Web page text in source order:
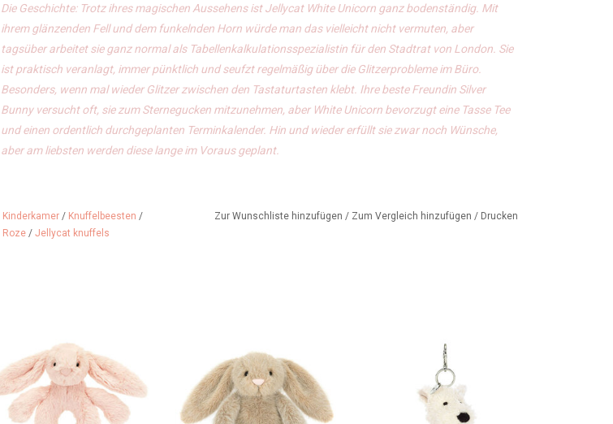
Die Geschichte: Trotz ihres magischen Aussehens istJellycatWhite Unicorn ganz bodenständig. Mit
ihrem glänzenden Fell und dem funkelnden Horn würde man das vielleicht nicht vermuten, aber
tagsüber arbeitet sie ganz normal als Tabellenkalkulationsspezialistin für den Stadtrat von London. Sie
ist praktisch veranlagt, immer pünktlich und seufzt regelmäßig über die Glitzerprobleme im Büro.
Besonders, wenn mal wieder Glitzer zwischen den Tastaturtasten klebt. Ihre beste Freundin Silver
Bunny versucht oft, sie zum Sternegucken mitzunehmen, aber White Unicorn bevorzugt eine Tasse Tee
und einen ordentlich durchgeplanten Terminkalender. Hin und wieder erfüllt sie zwar noch Wünsche,
aber am liebsten werden diese lange im Voraus geplant.
Kinderkamer / Knuffelbeesten /
Roze / Jellycat knuffels
Zur Wunschliste hinzufügen / Zum Vergleich hinzufügen / Drucken
ZUM WARENKORB HINZUFÜGEN ZUM WARENKORB HINZUFÜGEN
an der Tasche oder als
Schlüsselanhänger
ZUM WARENKORB HINZUFÜGEN